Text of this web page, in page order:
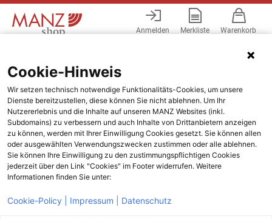
Anmelden Merkliste Warenkorb
Cookie-Hinweis
Wir setzen technisch notwendige Funktionalitäts-Cookies, um unsere
Dienste bereitzustellen, diese können Sie nicht ablehnen. Um Ihr
Nutzererlebnis und die Inhalte auf unseren MANZ Websites (inkl.
Subdomains) zu verbessern und auch Inhalte von Drittanbietern anzeigen
zu können, werden mit Ihrer Einwilligung Cookies gesetzt. Sie können allen
oder ausgewählten Verwendungszwecken zustimmen oder alle ablehnen.
Sie können Ihre Einwilligung zu den zustimmungspflichtigen Cookies
jederzeit über den Link "Cookies" im Footer widerrufen. Weitere
Informationen finden Sie unter:
Cookie-Policy | Impressum | Datenschutz